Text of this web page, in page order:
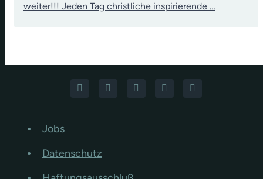
weiter!!! Jeden Tag christliche inspirierende …
Jobs
Datenschutz